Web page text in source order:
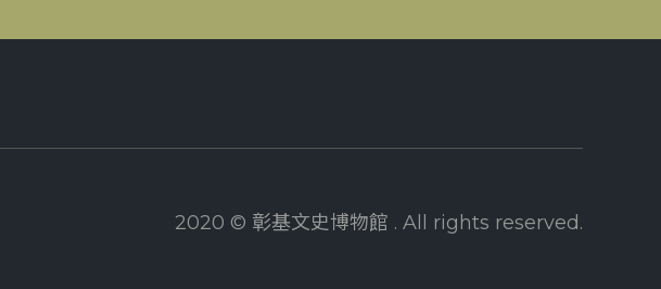
2020 © 彰基文史博物館 . All rights reserved.